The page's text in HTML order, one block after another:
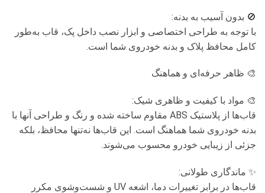
🚫 بدون آسیب به بدنه:
با توجه به طراحی اختصاصی و ابزار نصب داخل پک، قاب به‌طور
کامل محافظ پلاک و بدنه خودروی شما است.
🎨 ظاهر حرفه‌ای و هماهنگ
🎨 مواد با کیفیت و ظاهری شیک:
قاب‌ها از پلاستیک ABS مقاوم ساخته شده و رنگ و طراحی آنها با
بدنه خودروی شما هماهنگ است. این قاب‌ها نه‌تنها محافظ، بلکه
جزئی از زیبایی خودرو محسوب می‌شوند.
✨ ماندگاری طولانی:
قاب‌ها در برابر تغییرات دما، اشعه UV و شست‌وشوی مکرر